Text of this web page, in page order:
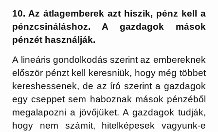
10. Az átlagemberek azt hiszik, pénz kell a
pénzcsináláshoz. A gazdagok mások
pénzét használják.
A lineáris gondolkodás szerint az embereknek
először pénzt kell keresniük, hogy még többet
kereshessenek, de az író szerint a gazdagok
egy cseppet sem haboznak mások pénzéből
megalapozni a jövőjüket. A gazdagok tudják,
hogy nem számít, hitelképesek vagyunk-e